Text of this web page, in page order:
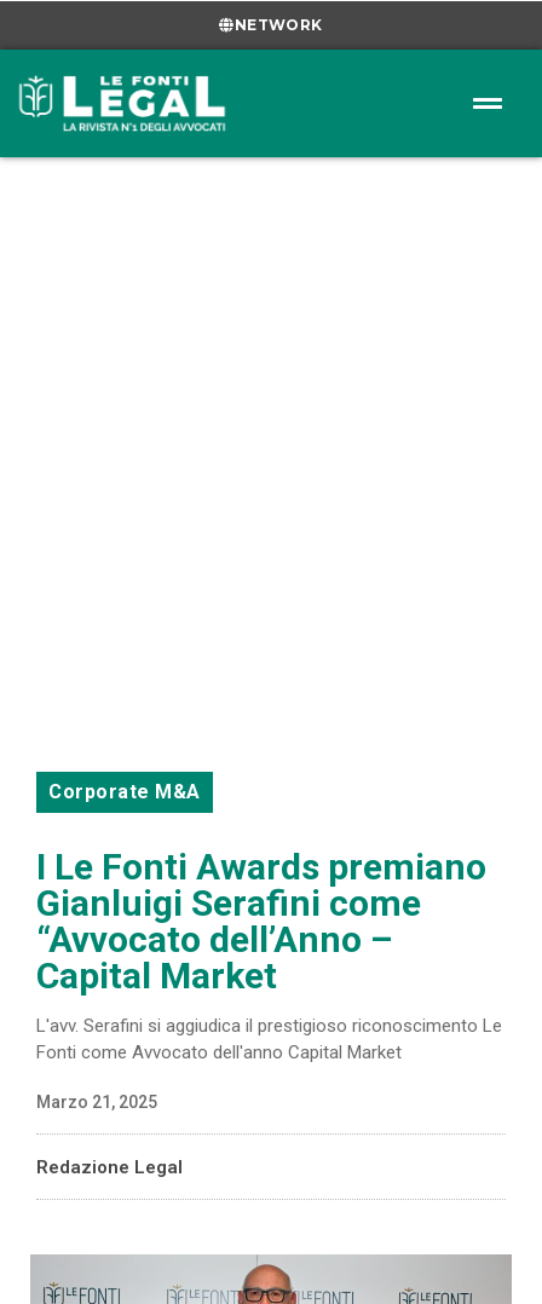
NETWORK
Corporate M&A
I Le Fonti Awards premiano
Gianluigi Serafini come
“Avvocato dell’Anno –
Capital Market
L'avv. Serafini si aggiudica il prestigioso riconoscimento Le
Fonti come Avvocato dell'anno Capital Market
Marzo 21, 2025
Redazione Legal